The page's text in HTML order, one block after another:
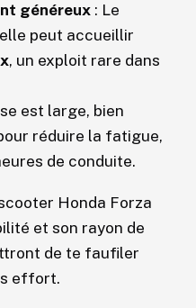
généreux : Le
peut accueillir
, un exploit rare dans
est large, bien
réduire la fatigue,
de conduite.
Honda Forza
et son rayon de
de te faufiler
effort.